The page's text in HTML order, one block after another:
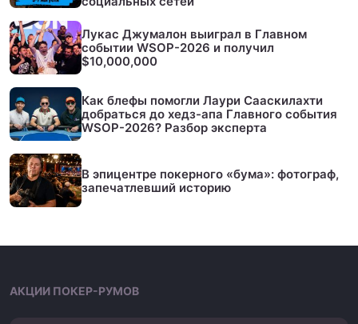
Лукас Джумалон выиграл в Главном
событии WSOP-2026 и получил
$10,000,000
Как блефы помогли Лаури Сааскилахти
добраться до хедз-апа Главного события
WSOP-2026? Разбор эксперта
В эпицентре покерного «бума»: фотограф,
запечатлевший историю
АКЦИИ ПОКЕР-РУМОВ